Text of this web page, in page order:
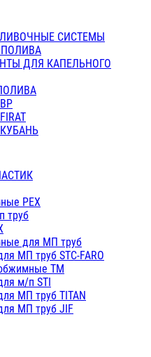
СИСТЕМЫ
ДЛЯ КАПЕЛЬНОГО
PEX
труб
для МП труб
МП труб STC-FARO
ТМ
м/п STI
МП труб TITAN
МП труб JIF